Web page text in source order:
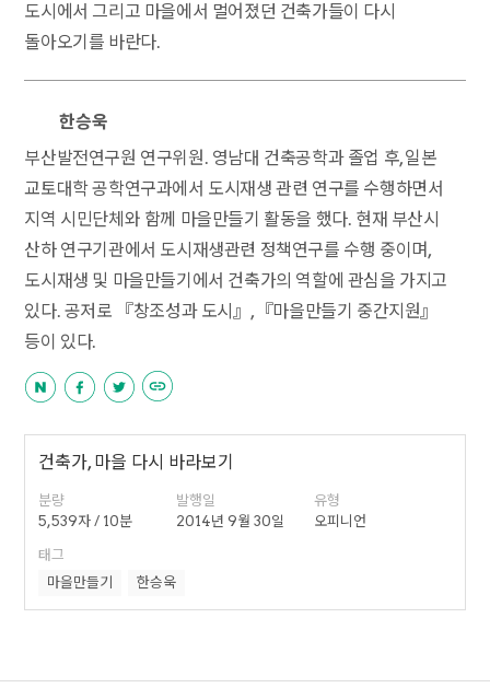
도시에서 그리고 마을에서 멀어졌던 건축가들이 다시
돌아오기를 바란다.
한승욱
부산발전연구원 연구위원. 영남대 건축공학과 졸업 후, 일본
교토대학 공학연구과에서 도시재생 관련 연구를 수행하면서
지역 시민단체와 함께 마을만들기 활동을 했다. 현재 부산시
산하 연구기관에서 도시재생관련 정책연구를 수행 중이며,
도시재생 및 마을만들기에서 건축가의 역할에 관심을 가지고
있다. 공저로 『창조성과 도시』, 『마을만들기 중간지원』
등이 있다.
건축가, 마을 다시 바라보기
분량
5,539자 / 10분
발행일
2014년 9월 30일
유형
오피니언
태그
마을만들기
한승욱